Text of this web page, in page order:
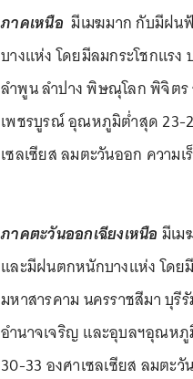
ภาคเหนือ มีเมฆมาก กับมีฝน
บางแห่ง โดยมีลมกระโชกแร
ลำพูน ลำปาง พิษณุโลก พิจิตร
เพชรบูรณ์ อุณหภูมิต่ำสุด 23-
เซลเซียส ลมตะวันออก ความ
ภาคตะวันออกเฉียงเหนือ มีเ
และมีฝนตกหนักบางแห่ง โดย
มหาสารคาม นครราชสีมา บุรี
อำนาจเจริญ และอุบลฯอุณห
30-33 องศาเซลเซียส ลมตะ